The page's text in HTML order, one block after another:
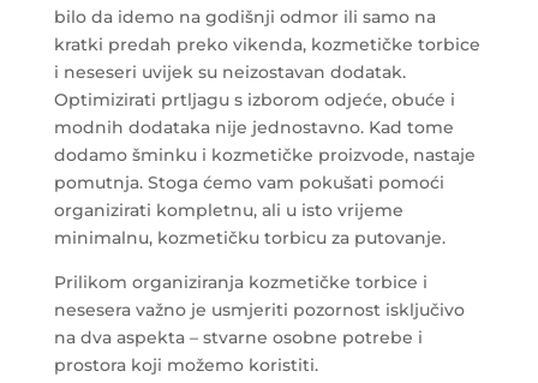
bilo da idemo na godišnji odmor ili samo na
kratki predah preko vikenda, kozmetičke torbice
i neseseri uvijek su neizostavan dodatak.
Optimizirati prtljagu s izborom odjeće, obuće i
modnih dodataka nije jednostavno. Kad tome
dodamo šminku i kozmetičke proizvode, nastaje
pomutnja. Stoga ćemo vam pokušati pomoći
organizirati kompletnu, ali u isto vrijeme
minimalnu, kozmetičku torbicu za putovanje.
Prilikom organiziranja kozmetičke torbice i
nesesera važno je usmjeriti pozornost isključivo
na dva aspekta – stvarne osobne potrebe i
prostora koji možemo koristiti.